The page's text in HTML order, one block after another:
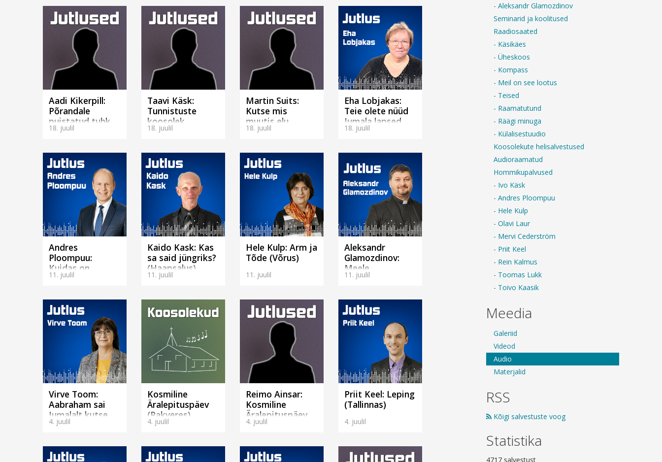
Aadi Kikerpill:
Põrandale
puistatud tuhk
(Rakveres)
18. juulil
Taavi Käsk:
Tunnistuste
koosolek
(Haapsalus)
18. juulil
Martin Suits:
Kutse mis
muutis elu
(Võrus)
18. juulil
Eha Lobjakas:
Teie olete nüüd
Jumala lapsed
(Tallinnas)
18. juulil
Andres
Ploompuu:
Kuidas on
võimalik, et kõik
(Tartus)
11. juulil
Kaido Kask: Kas
sa said jüngriks?
(Haapsalus)
11. juulil
Hele Kulp: Arm ja
Tõde (Võrus)
11. juulil
Aleksandr
Glamozdinov:
Meele
uuendamine,
tõeline muutus.
(Tallinnas)
11. juulil
Virve Toom:
Aabraham sai
Jumalalt kutse
(Haapsalus)
4. juulil
Kosmiline
Äralepituspäev
(Rakveres)
4. juulil
Reimo Ainsar:
Kosmiline
Äralepituspäev
(Rakveres)
4. juulil
Priit Keel: Leping
(Tallinnas)
4. juulil
- Aleksandr Glamozdinov
Seminarid ja koolitused
Raadiosaated
- Käsikäes
- Üheskoos
- Kompass
- Meil on see lootus
- Teised
- Raamatutund
- Räägi minuga
- Külalisestuudio
Koosolekute helisalvestused
Audioraamatud
Hommikupalvused
- Ivo Käsk
- Andres Ploompuu
- Hele Kulp
- Olavi Laur
- Mervi Cederström
- Priit Keel
- Rein Kalmus
- Toomas Lukk
- Toivo Kaasik
Meedia
Galeriid
Videod
Audio
Materjalid
RSS
Kõigi salvestuste voog
Statistika
4717 salvestust